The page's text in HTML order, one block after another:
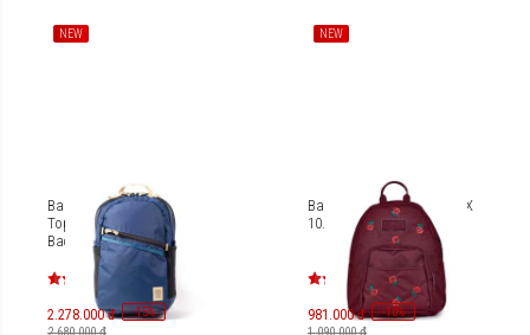
NEW
Balo Laptop 15/16 inches
Topo Designs Commuter
Backpack 40990
2.278.000 đ -15%
NEW
Balo Jansport Half Pint FX
10.2L JS0A3C4J
981.000 đ -10%